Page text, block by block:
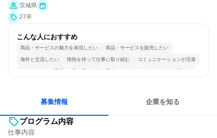
茨城県
27卒
こんな人におすすめ
商品・サービスの魅力を表現したい 商品・サービスを販売したい
海外と交流したい 情熱を持って仕事に取り組む コミュニケーションが活発
チームワークを重視 長く同じ会社に居続けられる 人とたくさん会話する
募集情報 企業を知る
プログラム内容
仕事内容